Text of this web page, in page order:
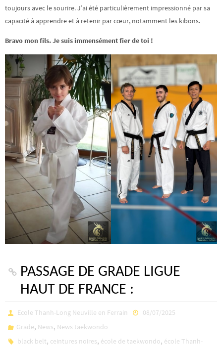
toujours avec le sourire. J’ai été particulièrement impressionné par sa
capacité à apprendre et à retenir par cœur, notamment les kibons.
Bravo mon fils. Je suis immensément fier de toi !
PASSAGE DE GRADE LIGUE
HAUT DE FRANCE :
Ecole Thanh-Long Neuville en Ferrain
08/07/2025
Grade, News, News taekwondo
black belt, ceintures noires, école de taekwondo, école Thanh-